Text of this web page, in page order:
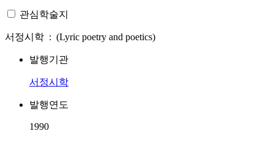
관심학술지
서정시학 : (Lyric poetry and poetics)
발행기관
서정시학
발행연도
1990